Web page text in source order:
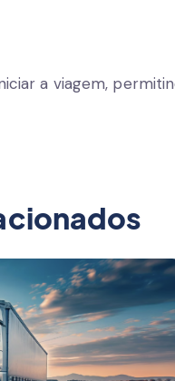
a viagem,